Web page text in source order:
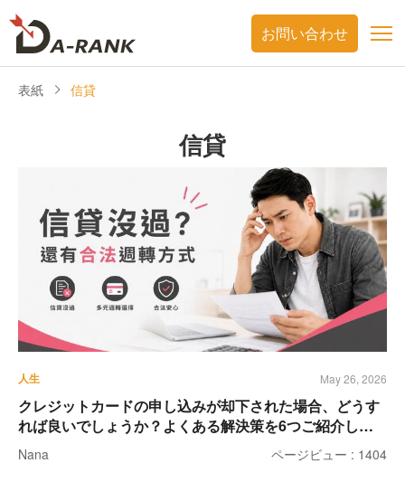
お問い合わせ
表紙 信貸
信貸
人生 May 26, 2026
クレジットカードの申し込みが却下された場合、どうす
れば良いでしょうか？よくある解決策を6つご紹介しま
す。
Nana ページビュー : 1404